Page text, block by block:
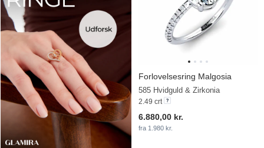
Forlovelsesring Malgosia
585 Hvidguld & Zirkonia
2.49 crt
6.880,00 kr.
fra 1.980 kr.